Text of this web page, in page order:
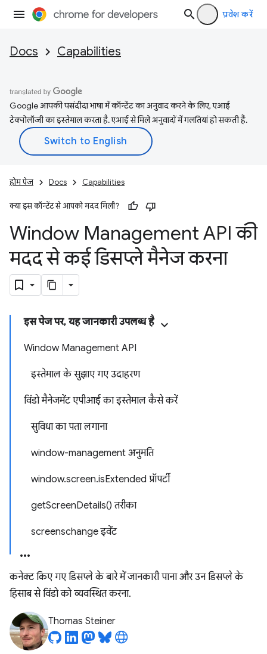
प्रवेश करें
Docs Capabilities
Google आपकी पसंदीदा भाषा में कॉन्टेंट का अनुवाद करने के लिए, एआई
टेक्नोलॉजी का इस्तेमाल करता है. एआई से मिले अनुवादों में गलतियां हो सकती हैं.
होम पेज Docs Capabilities
क्या इस कॉन्टेंट से आपको मदद मिली?
Window Management API की
मदद से कई डिसप्ले मैनेज करना
इस पेज पर, यह जानकारी उपलब्ध है
Window Management API
इस्तेमाल के सुझाए गए उदाहरण
विंडो मैनेजमेंट एपीआई का इस्तेमाल कैसे करें
सुविधा का पता लगाना
window-management अनुमति
window.screen.isExtended प्रॉपर्टी
getScreenDetails() तरीका
screenschange इवेंट
कनेक्ट किए गए डिसप्ले के बारे में जानकारी पाना और उन डिसप्ले के
हिसाब से विंडो को व्यवस्थित करना.
Thomas Steiner